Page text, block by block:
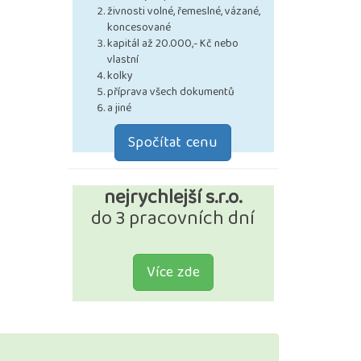
živnosti volné, řemeslné, vázané,
koncesované
kapitál až 20.000,- Kč nebo
vlastní
kolky
příprava všech dokumentů
a jiné
Spočítat cenu
nejrychlejší s.r.o.
do 3 pracovních dní
Více zde